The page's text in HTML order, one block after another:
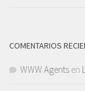
COMENTARIOS
WWW Agents en